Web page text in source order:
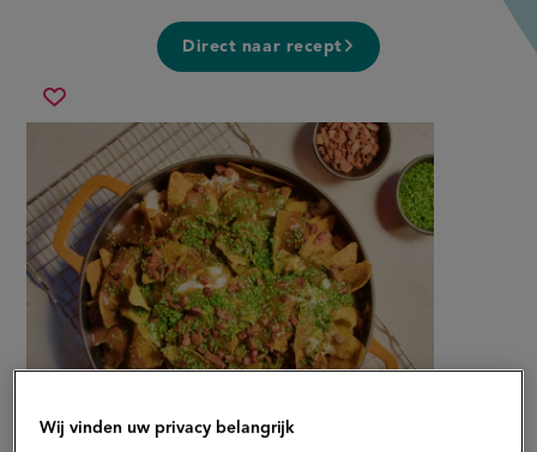
Direct naar recept
Sla
op
poutine
loaded
nacho’s
Wij vinden uw privacy belangrijk